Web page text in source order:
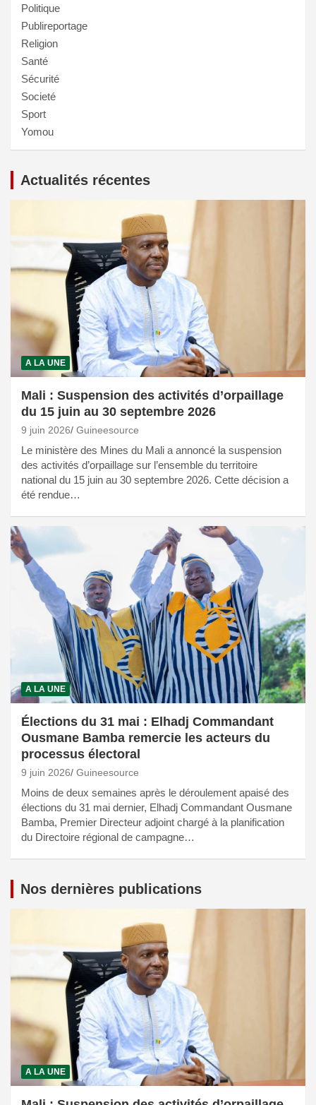
Politique
Publireportage
Religion
Santé
Sécurité
Societé
Sport
Yomou
Actualités récentes
A LA UNE
Mali : Suspension des activités d’orpaillage
du 15 juin au 30 septembre 2026
9 juin 2026 Guineesource
Le ministère des Mines du Mali a annoncé la suspension
des activités d’orpaillage sur l’ensemble du territoire
national du 15 juin au 30 septembre 2026. Cette décision a
été rendue…
A LA UNE
Élections du 31 mai : Elhadj Commandant
Ousmane Bamba remercie les acteurs du
processus électoral
9 juin 2026 Guineesource
Moins de deux semaines après le déroulement apaisé des
élections du 31 mai dernier, Elhadj Commandant Ousmane
Bamba, Premier Directeur adjoint chargé à la planification
du Directoire régional de campagne…
Nos dernières publications
A LA UNE